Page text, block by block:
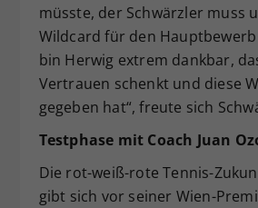
müsste, der Schwärzler muss
Wildcard für den
bin Herwig extrem dankbar,
Vertrauen schenkt und diese
gegeben hat“, freute sich
Testphase mit Coach Juan
Die rot-weiß-rote Tennis-
gibt sich vor seiner Wien-